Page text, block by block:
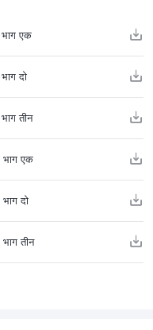
भाग एक
भाग दो
भाग तीन
भाग एक
भाग दो
भाग तीन